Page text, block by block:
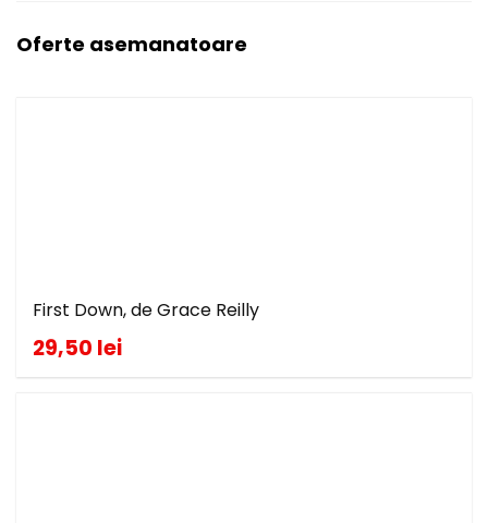
Oferte asemanatoare
First Down, de Grace Reilly
29,50 lei